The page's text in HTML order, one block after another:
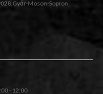
Moson-Sopron
- 12:00